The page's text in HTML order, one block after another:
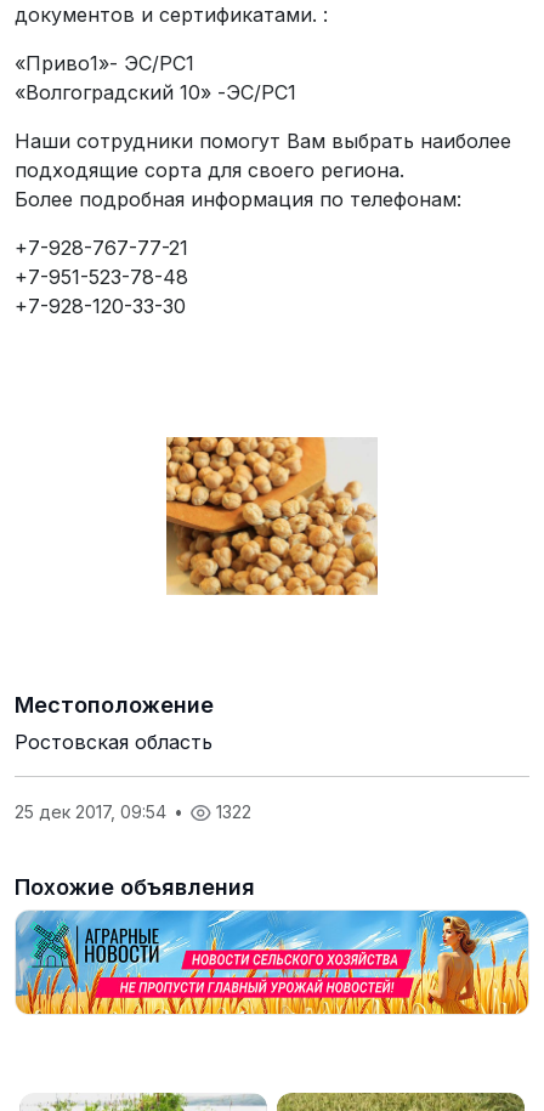
документов и сертификатами. :
«Приво1»- ЭС/РС1
«Волгоградский 10» -ЭС/РС1
Наши сотрудники помогут Вам выбрать наиболее
подходящие сорта для своего региона.
Более подробная информация по телефонам:
+7-928-767-77-21
+7-951-523-78-48
+7-928-120-33-30
Местоположение
Ростовская область
25 дек 2017, 09:54 • 1322
Похожие объявления